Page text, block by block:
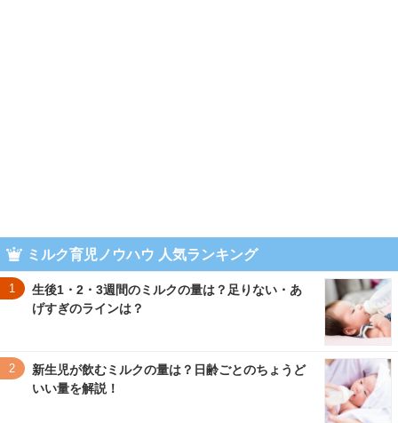
ミルク育児ノウハウ 人気ランキング
1
生後1・2・3週間のミルクの量は？足りない・あ
げすぎのラインは？
2
新生児が飲むミルクの量は？日齢ごとのちょうど
いい量を解説！